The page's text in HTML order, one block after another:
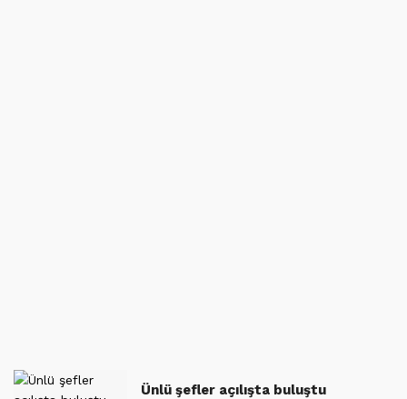
Ünlü şefler açılışta buluştu